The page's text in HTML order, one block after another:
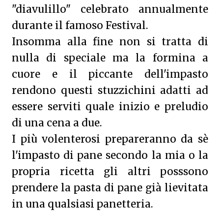
"diavulillo" celebrato annualmente
durante il famoso Festival.
Insomma alla fine non si tratta di
nulla di speciale ma la formina a
cuore e il piccante dell'impasto
rendono questi stuzzichini adatti ad
essere serviti quale inizio e preludio
di una cena a due.
I più volenterosi prepareranno da sè
l'impasto di pane secondo la mia o la
propria ricetta gli altri posssono
prendere la pasta di pane già lievitata
in una qualsiasi panetteria.